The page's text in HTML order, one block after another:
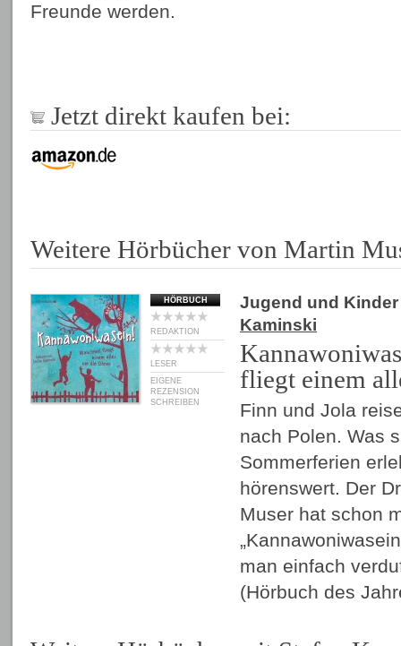
Freunde werden.
Jetzt direkt kaufen bei:
Weitere Hörbücher von Martin
HÖRBUCH
REDAKTION
LESER
EIGENE
REZENSION
SCHREIBEN
Jugend und Kinder
Kaminski
fliegt einem
Finn und Jola
nach Polen. Was
Sommerferien
hörenswert. Der
Muser hat schon
man einfach
(Hörbuch des